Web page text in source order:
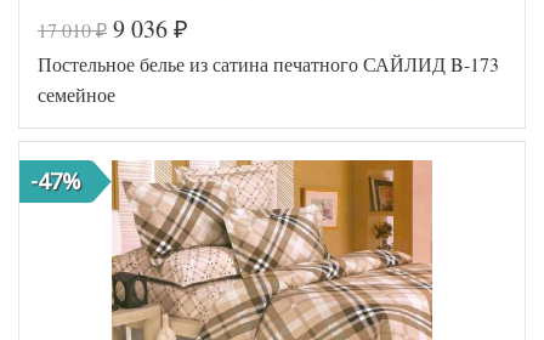
17 010₽ 9 036 ₽
Постельное белье из сатина печатного САЙЛИД B-173
семейное
-47%